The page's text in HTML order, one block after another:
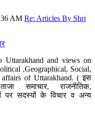
AM Re: Articles By Shri
and views on
,Geographical, Social,
of Uttarakhand. ( इस
समाचार, राजनीतिक,
पर सदस्यों के विचार व अन्य